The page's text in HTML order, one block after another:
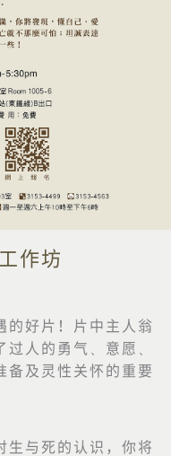
作坊
的好片！片中主人翁
人的勇气、意愿、
备及灵性关怀的重要
生与死的认识，你将